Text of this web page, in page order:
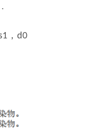
.
，d0